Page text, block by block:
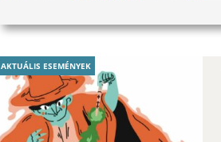
AKTUÁLIS ESEMÉNYEK